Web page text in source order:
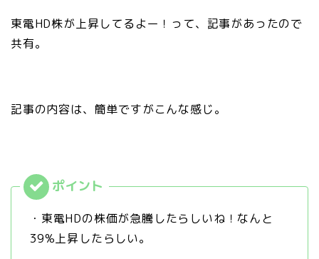
東電HD株が上昇してるよー！って、記事があったので
共有。
記事の内容は、簡単ですがこんな感じ。
・東電HDの株価が急騰したらしいね！なんと
39%上昇したらしい。